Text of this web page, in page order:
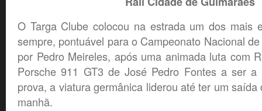
O Targa Clube colocou na estrada um dos mais
sempre, pontuável para o Campeonato Nacional
por Pedro Meireles, após uma animada luta com
Porsche 911 GT3 de José Pedro Fontes a ser a
prova, a viatura germânica liderou até ter um
manhã.